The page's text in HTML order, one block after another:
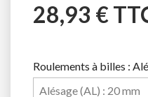
28,93 €
Roulements à billes :